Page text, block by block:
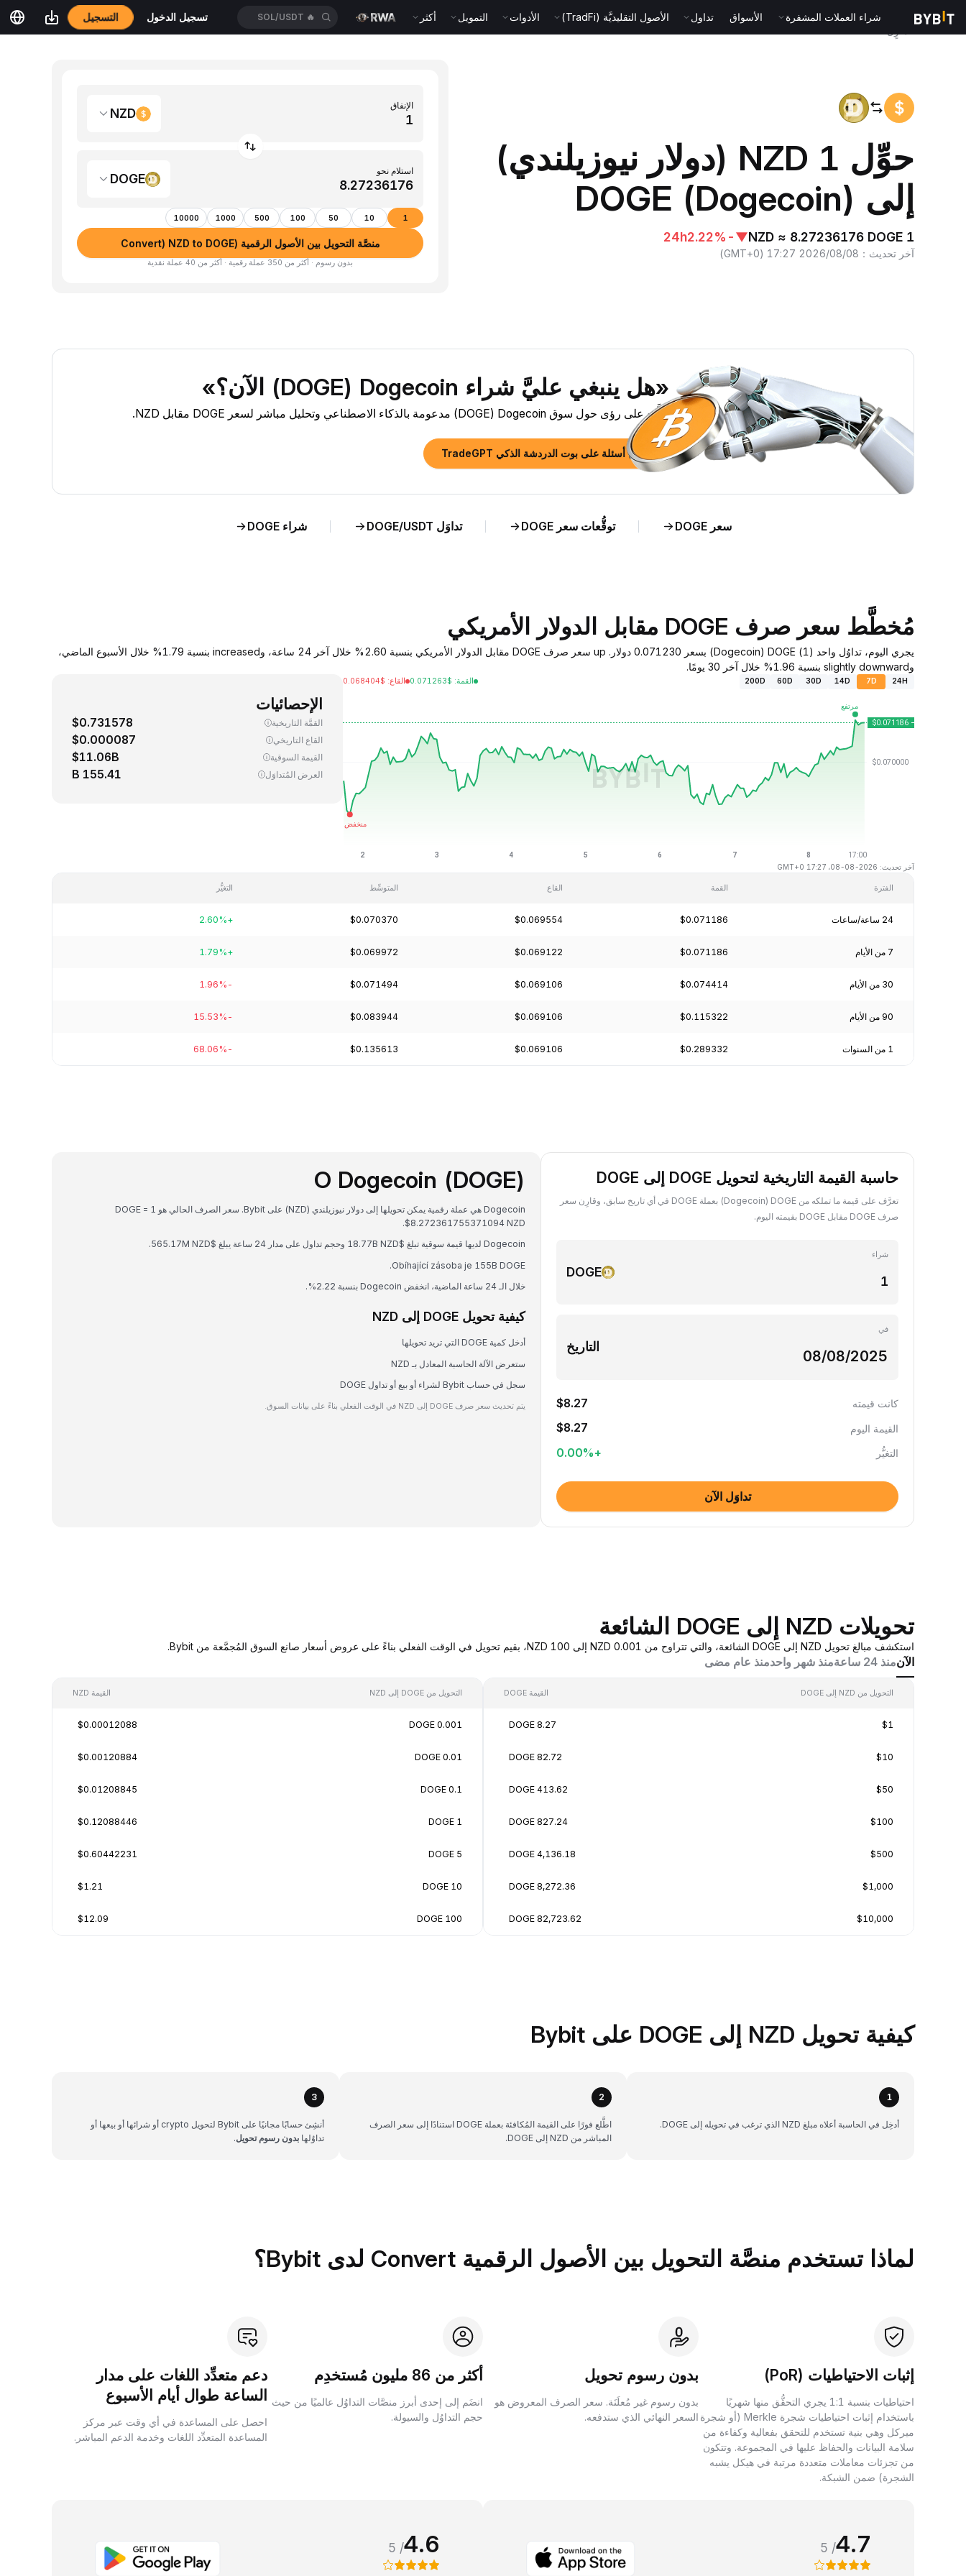
شراء العملات المشفرة الأسواق تداول الأصول التقليديَّة (TradFi) الأدوات التمويل أكثر 🔥
SOL/USDT تسجيل الدخول التسجيل
حوِّل 1 NZD (دولار نيوزيلندي)
إلى DOGE (Dogecoin)
1 NZD ≈ 8.27236176 DOGE
▼
-2.22%
24h
آخر تحديث ：
2026/08/08 17:27
(
GMT+0
)
الإنفاق
NZD
استلام نحو
DOGE
1
10
50
100
500
1000
10000
منصَّة التحويل بين الأصول الرقمية (Convert) NZD to DOGE
بدون رسوم · أكثر من 350 عملة رقمية · أكثر من 40 عملة نقدية
«هل ينبغي عليَّ شراء Dogecoin ‏(DOGE) الآن؟»
اطَّلع على رؤى حول سوق Dogecoin ‏(DOGE) مدعومة بالذكاء الاصطناعي وتحليل مباشر لسعر DOGE مقابل NZD.
اطرح أسئلة على بوت الدردشة الذكي TradeGPT
سعر DOGE توقُّعات سعر DOGE تداوَل DOGE/USDT شراء DOGE
مُخطَّط سعر صرف DOGE مقابل الدولار الأمريكي
يجري اليوم، تداوُل واحد (1) DOGE ‏(Dogecoin) بسعر 0.071230 دولار. up سعر صرف DOGE مقابل الدولار الأمريكي بنسبة 2.60% خلال آخر 24 ساعة، وincreased بنسبة 1.79% خلال الأسبوع الماضي،
وslightly downward بنسبة 1.96% خلال آخر 30 يومًا.
24H
7D
14D
30D
60D
200D القمة:
$
0.071263 القاع:
$
0.068404
آخر تحديث: 2026-08-08، 17:27 GMT+0
الإحصائيات
القمَّة التاريخية $0.731578
القاع التاريخي $0.000087
القيمة السوقية $11.06B
العرض المُتداوَل 155.41 B
الفترة القمة القاع المتوسِّط التغيُّر
24 ساعة/ساعات $0.071186
$0.069554
$0.070370
+2.60%
7 من الأيام $0.071186
$0.069122
$0.069972
+1.79%
30 من الأيام $0.074414
$0.069106
$0.071494
-1.96%
90 من الأيام $0.115322
$0.069106
$0.083944
-15.53%
1 من السنوات $0.289332
$0.069106
$0.135613
-68.06%
حاسبة القيمة التاريخية لتحويل DOGE إلى DOGE
تعرَّف على قيمة ما تملكه من DOGE ‏(Dogecoin) بعملة DOGE في أي تاريخ سابق، وقارِن سعر
صرف DOGE مقابل DOGE بقيمته اليوم.
شراء
DOGE
في
التاريخ
كانت قيمته $8.27
القيمة اليوم $8.27
التغيُّر +
0.00%
تداوَل الآن
O Dogecoin (DOGE)
Dogecoin هي عملة رقمية يمكن تحويلها إلى دولار نيوزيلندي (NZD) على Bybit. سعر الصرف الحالي هو 1 DOGE =
$8.272361755371094 NZD.
Dogecoin لديها قيمة سوقية تبلغ $18.77B NZD وحجم تداول على مدار 24 ساعة يبلغ $565.17M NZD.
Obíhající zásoba je 155B DOGE.
خلال الـ 24 ساعة الماضية، انخفض Dogecoin بنسبة 2.22%.
كيفية تحويل DOGE إلى NZD
أدخل كمية DOGE التي تريد تحويلها
ستعرض الآلة الحاسبة المعادل بـ NZD
سجل في حساب Bybit لشراء أو بيع أو تداول DOGE
يتم تحديث سعر صرف DOGE إلى NZD في الوقت الفعلي بناءً على بيانات السوق.
تحويلات NZD إلى DOGE الشائعة
استكشف مبالغ تحويل NZD إلى DOGE الشائعة، والتي تتراوح من 0.001 NZD إلى 100 NZD، بقيم تحويل في الوقت الفعلي بناءً على عروض أسعار صانع السوق المُجمَّعة من Bybit.
الآنمنذ 24 ساعة منذ شهر واحدمنذ عام مضى
التحويل من NZD إلى DOGE القيمة DOGE
$1
8.27 DOGE
$10
82.72 DOGE
$50
413.62 DOGE
$100
827.24 DOGE
$500
4,136.18 DOGE
$1,000
8,272.36 DOGE
$10,000
82,723.62 DOGE
التحويل من DOGE إلى NZD القيمة NZD
0.001 DOGE
$0.00012088
0.01 DOGE
$0.00120884
0.1 DOGE
$0.01208845
1 DOGE
$0.12088446
5 DOGE
$0.60442231
10 DOGE
$1.21
100 DOGE
$12.09
كيفية تحويل NZD إلى DOGE على Bybit
1
أدخِل في الحاسبة أعلاه مبلغ NZD الذي ترغب في تحويله إلى DOGE.
2
اطَّلع فورًا على القيمة المُكافئة بعملة DOGE استنادًا إلى سعر الصرف
المباشر من NZD إلى DOGE.
3
أنشِئ حسابًا مجانيًا على Bybit لتحويل crypto أو شرائها أو بيعها أو
تداوُلها بدون رسوم تحويل.
لماذا تستخدم منصَّة التحويل بين الأصول الرقمية Convert لدى Bybit؟
إثبات الاحتياطيات (PoR)
احتياطيات بنسبة 1:1 يجري التحقُّق منها شهريًا
باستخدام إثبات احتياطيات شجرة Merkle (أو شجرة
ميركل وهي بنية تستخدم للتحقق بفعالية وكفاءة من
سلامة البيانات والحفاظ عليها في المجموعة. وتتكون
من تجزئات معاملات متعددة مرتبة في هيكل يشبه
الشجرة) ضمن الشبكة.
بدون رسوم تحويل
بدون رسوم غير مُعلَنَة. سعر الصرف المعروض هو
السعر النهائي الذي ستدفعه.
أكثر من 86 مليون مُستخدِم
انضَم إلى إحدى أبرز منصَّات التداوُل عالميًا من حيث
حجم التداوُل والسيولة.
دعم متعدِّد اللغات على مدار
الساعة طوال أيام الأسبوع
احصل على المساعدة في أي وقت عبر مركز
المساعدة المتعدِّد اللغات وخدمة الدعم المباشر.
4.7
/ 5
4.6
/ 5